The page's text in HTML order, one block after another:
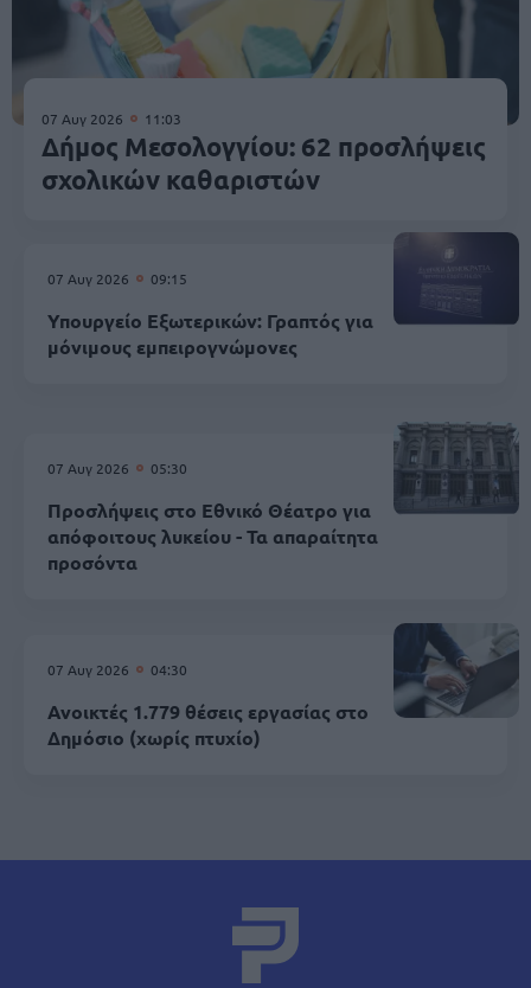
07 Αυγ 2026 11:03
Δήμος Μεσολογγίου: 62 προσλήψεις
σχολικών καθαριστών
07 Αυγ 2026 09:15
Υπουργείο Εξωτερικών: Γραπτός για
μόνιμους εμπειρογνώμονες
07 Αυγ 2026 05:30
Προσλήψεις στο Εθνικό Θέατρο για
απόφοιτους λυκείου - Τα απαραίτητα
προσόντα
07 Αυγ 2026 04:30
Ανοικτές 1.779 θέσεις εργασίας στο
Δημόσιο (χωρίς πτυχίο)